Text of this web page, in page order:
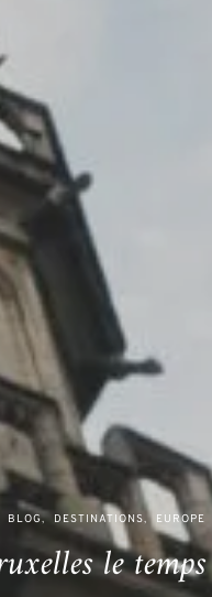
BLOG DESTINATIONS EUROPE
le